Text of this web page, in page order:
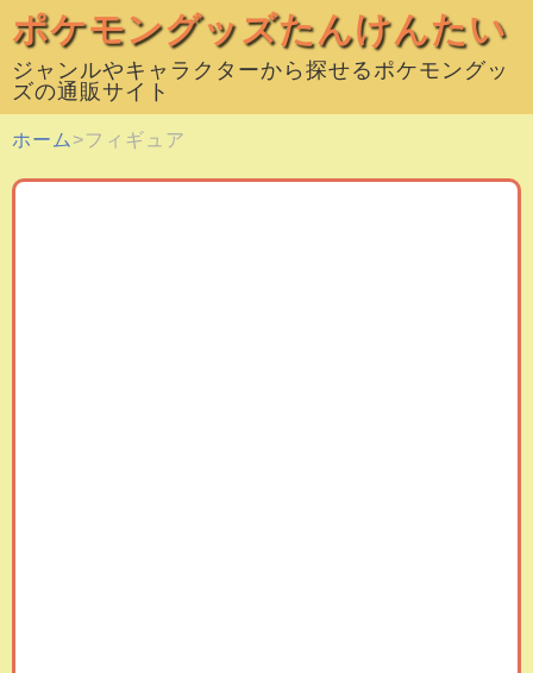
ポケモングッズたんけんたい
ジャンルやキャラクターから探せるポケモングッ
ズの通販サイト
ホーム フィギュア